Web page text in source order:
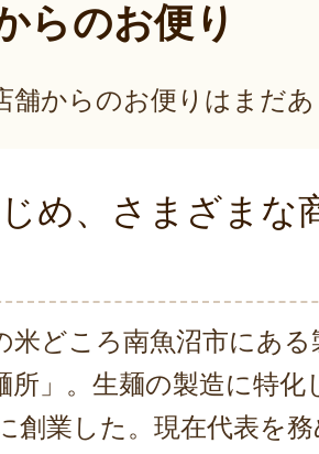
らのお便り
舗からのお便りはまだ
め、さまざまな
米どころ南魚沼市にあ
所」。生麺の製造に特化
創業した。現在代表を